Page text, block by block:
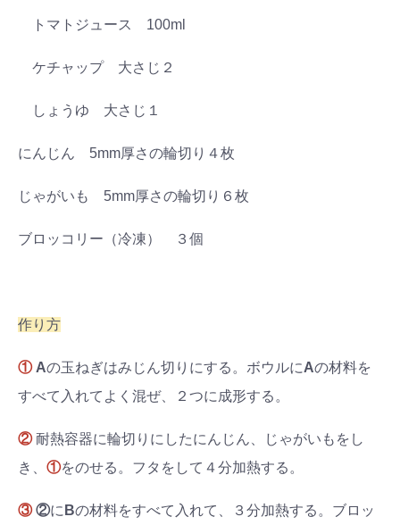
トマトジュース 100ml
ケチャップ 大さじ２
しょうゆ 大さじ１
にんじん 5mm厚さの輪切り４枚
じゃがいも 5mm厚さの輪切り６枚
ブロッコリー（冷凍） ３個
作り方
① Aの玉ねぎはみじん切りにする。ボウルにAの材料を
すべて入れてよく混ぜ、２つに成形する。
②耐熱容器に輪切りにしたにんじん、じゃがいもをし
き、 ①をのせる。フタをして４分加熱する。
③ ②に Bの材料をすべて入れて、３分加熱する。ブロッ